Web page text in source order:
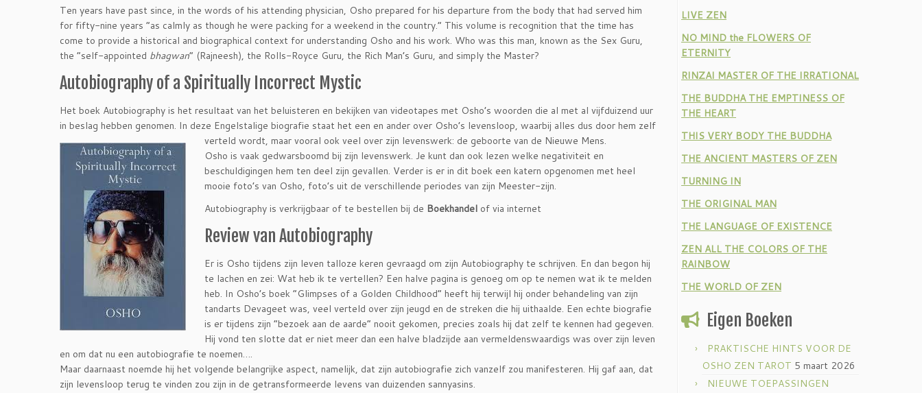
Ten years have past since, in the words of his attending physician, Osho prepared for his departure from the body that had served him
for fifty-nine years “as calmly as though he were packing for a weekend in the country.” This volume is recognition that the time has
come to provide a historical and biographical context for understanding Osho and his work. Who was this man, known as the Sex Guru,
the “self-appointed bhagwan” (Rajneesh), the Rolls-Royce Guru, the Rich Man’s Guru, and simply the Master?
Autobiography of a Spiritually Incorrect Mystic
Het boek Autobiography is het resultaat van het beluisteren en bekijken van videotapes met Osho’s woorden die al met al vijfduizend uur
in beslag hebben genomen. In deze Engelstalige biografie staat het een en ander over Osho’s levensloop, waarbij alles dus door hem zelf
verteld wordt, maar vooral ook veel over zijn levenswerk: de geboorte van de Nieuwe Mens.
Osho is vaak gedwarsboomd bij zijn levenswerk. Je kunt dan ook lezen welke negativiteit en
beschuldigingen hem ten deel zijn gevallen. Verder is er in dit boek een katern opgenomen met heel
mooie foto’s van Osho, foto’s uit de verschillende periodes van zijn Meester-zijn.
Autobiography is verkrijgbaar of te bestellen bij de Boekhandel of via internet
Review van Autobiography
Er is Osho tijdens zijn leven talloze keren gevraagd om zijn Autobiography te schrijven. En dan begon hij
te lachen en zei: Wat heb ik te vertellen? Een halve pagina is genoeg om op te nemen wat ik te melden
heb. In Osho’s boek “Glimpses of a Golden Childhood” heeft hij terwijl hij onder behandeling van zijn
tandarts Devageet was, veel verteld over zijn jeugd en de streken die hij uithaalde. Een echte biografie
is er tijdens zijn “bezoek aan de aarde” nooit gekomen, precies zoals hij dat zelf te kennen had gegeven.
Hij vond ten slotte dat er niet meer dan een halve bladzijde aan vermeldenswaardigs was over zijn leven
en om dat nu een autobiografie te noemen….
Maar daarnaast noemde hij het volgende belangrijke aspect, namelijk, dat zijn autobiografie zich vanzelf zou manifesteren. Hij gaf aan, dat
zijn levensloop terug te vinden zou zijn in de getransformeerde levens van duizenden sannyasins.
LIVE ZEN
NO MIND the FLOWERS OF
ETERNITY
RINZAI MASTER OF THE IRRATIONAL
THE BUDDHA THE EMPTINESS OF
THE HEART
THIS VERY BODY THE BUDDHA
THE ANCIENT MASTERS OF ZEN
TURNING IN
THE ORIGINAL MAN
THE LANGUAGE OF EXISTENCE
ZEN ALL THE COLORS OF THE
RAINBOW
THE WORLD OF ZEN
Eigen Boeken
PRAKTISCHE HINTS VOOR DE
OSHO ZEN TAROT 5 maart 2026
NIEUWE TOEPASSINGEN